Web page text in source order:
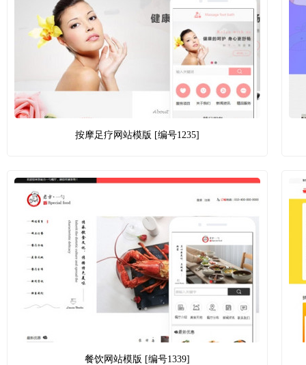
按摩足疗网站模版 [编号1235]
餐饮网站模版 [编号1339]